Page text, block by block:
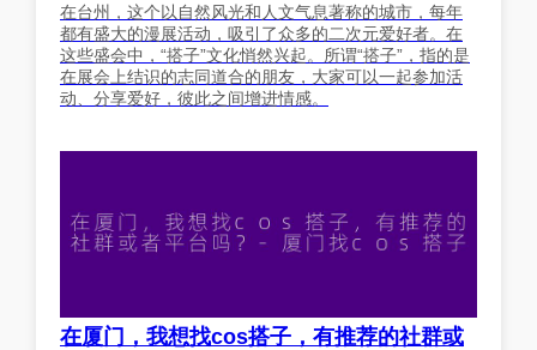
在台州，这个以自然风光和人文气息著称的城市，每年
都有盛大的漫展活动，吸引了众多的二次元爱好者。在
这些盛会中，“搭子”文化悄然兴起。所谓“搭子”，指的是
在展会上结识的志同道合的朋友，大家可以一起参加活
动、分享爱好，彼此之间增进情感。
在厦门，我想找cos搭子，有推荐的社群或